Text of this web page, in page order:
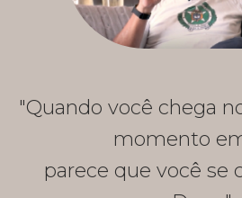
"Quando você chega
momento
parece que você se